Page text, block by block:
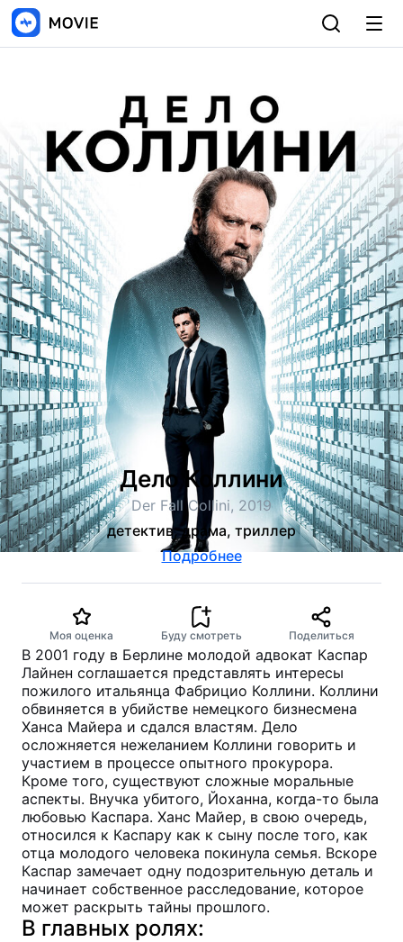
Дело Коллини
Der Fall Collini, 2019
детектив, драма, триллер
Подробнее
Моя оценка Буду смотреть Поделиться
В 2001 году в Берлине молодой адвокат Каспар
Лайнен соглашается представлять интересы
пожилого итальянца Фабрицио Коллини. Коллини
обвиняется в убийстве немецкого бизнесмена
Ханса Майера и сдался властям. Дело
осложняется нежеланием Коллини говорить и
участием в процессе опытного прокурора.
Кроме того, существуют сложные моральные
аспекты. Внучка убитого, Йоханна, когда-то была
любовью Каспара. Ханс Майер, в свою очередь,
относился к Каспару как к сыну после того, как
отца молодого человека покинула семья. Вскоре
Каспар замечает одну подозрительную деталь и
начинает собственное расследование, которое
может раскрыть тайны прошлого.
В главных ролях: